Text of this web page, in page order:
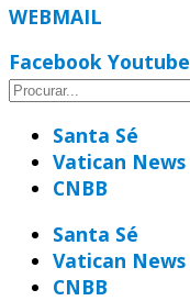
WEBMAIL
Facebook Youtube
Santa Sé
Vatican News
CNBB
Santa Sé
Vatican News
CNBB